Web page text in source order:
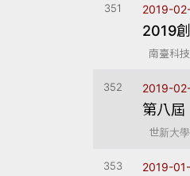
351 2019-
2019
南臺科
352 2019-
第八屆
世新大
353 2019-